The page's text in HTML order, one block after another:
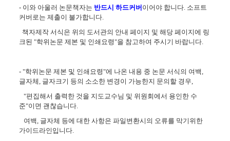
- 이와 아울러 논문책자는 반드시 하드커버 이어야 합니다. 소프트
커버로는 제출이 불가합니다.
책자제작 서식은 위의 도서관의 안내 페이지 및 해당 페이지에 링
크된 "학위논문 제본 및 인쇄요령"을 참고하여 주시기 바랍니다.
- "학위논문 제본 및 인쇄요령"에 나온 내용 중 논문 서식의 여백,
글자체, 글자크기 등의 소소한 변경이 가능한지 문의할 경우,
"편집해서 출력한 것을 지도교수님 및 위원회에서 용인한 수
준"이면 괜찮습니다.
여백, 글자체 등에 대한 사항은 파일변환시의 오류를 막기위한
가이드라인입니다.